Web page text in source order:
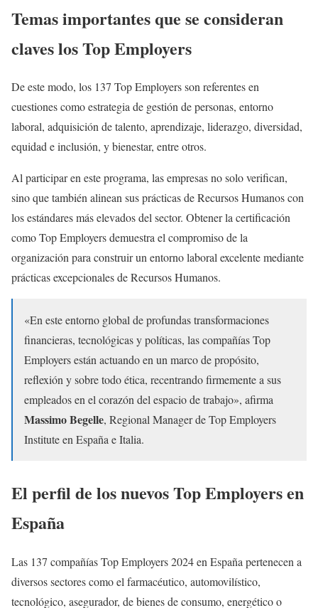
Temas importantes que se consideran
claves los Top Employers
De este modo, los 137 Top Employers son referentes en
cuestiones como estrategia de gestión de personas, entorno
laboral, adquisición de talento, aprendizaje, liderazgo, diversidad,
equidad e inclusión, y bienestar, entre otros.
Al participar en este programa, las empresas no solo verifican,
sino que también alinean sus prácticas de Recursos Humanos con
los estándares más elevados del sector. Obtener la certificación
como Top Employers demuestra el compromiso de la
organización para construir un entorno laboral excelente mediante
prácticas excepcionales de Recursos Humanos.
«En este entorno global de profundas transformaciones
financieras, tecnológicas y políticas, las compañías Top
Employers están actuando en un marco de propósito,
reflexión y sobre todo ética, recentrando firmemente a sus
empleados en el corazón del espacio de trabajo», afirma
Massimo Begelle, Regional Manager de Top Employers
Institute en España e Italia.
El perfil de los nuevos Top Employers en
España
Las 137 compañías Top Employers 2024 en España pertenecen a
diversos sectores como el farmacéutico, automovilístico,
tecnológico, asegurador, de bienes de consumo, energético o